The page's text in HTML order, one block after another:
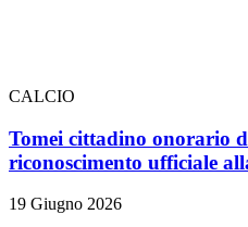
CALCIO
Tomei cittadino onorario
riconoscimento ufficiale
19 Giugno 2026